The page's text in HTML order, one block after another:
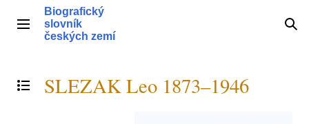
obsahHlavní menu
Biografický
slovník
českých zemí
Přepnout obsah
SLEZAK Leo 1873–1946